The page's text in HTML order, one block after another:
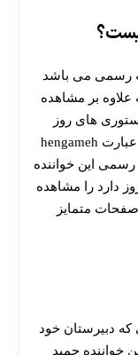
رسمی می باشد
علاوه بر مشاهده
های روز
مره وی را نیز مشاهده کنید. کافیست تنها عبارت hengameh
این خواننده
دارد را مشاهده
متمایز
که دبیرستان خود
خواننده حمید